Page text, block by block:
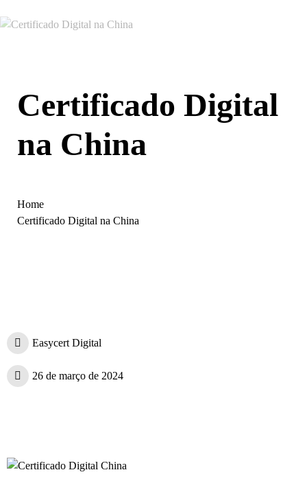
Certificado Digital
na China
Home
Certificado Digital na China
Easycert Digital
26 de março de 2024